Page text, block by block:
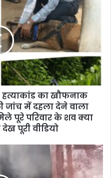
हत्याकांड का खौफनाक
जांच में दहला देने वाला
पूरे परिवार के शव क्या
पूरी वीडियो